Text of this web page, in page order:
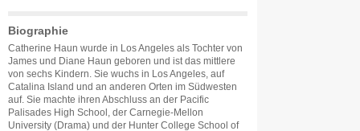
Biographie
Catherine Haun wurde in Los Angeles als Tochter von
James und Diane Haun geboren und ist das mittlere
von sechs Kindern. Sie wuchs in Los Angeles, auf
Catalina Island und an anderen Orten im Südwesten
auf. Sie machte ihren Abschluss an der Pacific
Palisades High School, der Carnegie-Mellon
University (Drama) und der Hunter College School of